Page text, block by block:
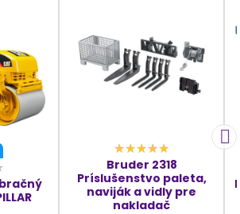
Bruder 2318
Príslušenstvo paleta,
naviják a vidly pre
nakladač